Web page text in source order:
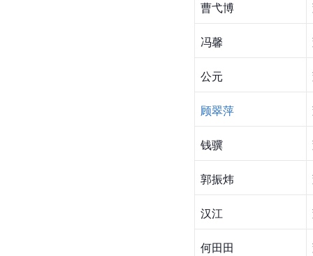
曹弋博
冯馨
公元
顾翠萍
钱骥
郭振炜
汉江
何田田